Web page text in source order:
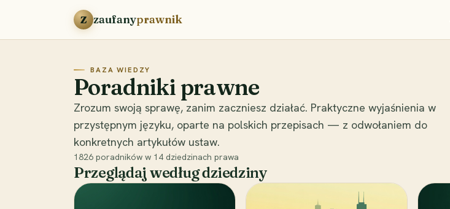
Przejdź do treści
Z zaufanyprawnik
BAZA WIEDZY
Poradniki prawne
Zrozum swoją sprawę, zanim zaczniesz działać. Praktyczne wyjaśnienia w
przystępnym języku, oparte na polskich przepisach — z odwołaniem do
konkretnych artykułów ustaw.
1826 poradników w 14 dziedzinach prawa
Przeglądaj według dziedziny